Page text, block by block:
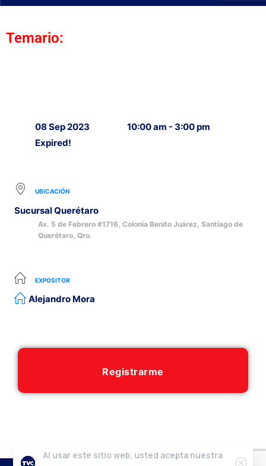
Temario:
08 Sep 2023
Expired!
10:00 am - 3:00 pm
UBICACIÓN
Sucursal Querétaro
Av. 5 de Febrero #1716, Colonia Benito Juárez, Santiago de
Querétaro, Qro.
EXPOSITOR
Alejandro Mora
Registrarme
Al usar este sitio web, usted acepta nuestra